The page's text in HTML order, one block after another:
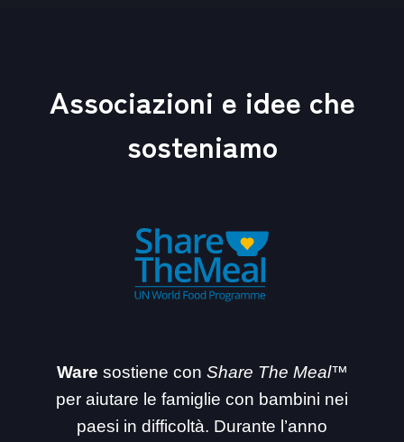
Associazioni e idee che
sosteniamo
Ware sostiene con Share The Meal™
per aiutare le famiglie con bambini nei
paesi in difficoltà. Durante l’anno